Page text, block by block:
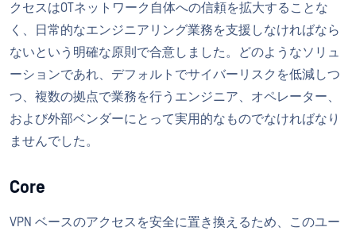
クセスはOTネットワーク自体への信頼を拡大することな
く、日常的なエンジニアリング業務を支援しなければなら
ないという明確な原則で合意しました。どのようなソリュ
ーションであれ、デフォルトでサイバーリスクを低減しつ
つ、複数の拠点で業務を行うエンジニア、オペレーター、
および外部ベンダーにとって実用的なものでなければなり
ませんでした。
Core
VPN ベースのアクセスを安全に置き換えるため、このユー